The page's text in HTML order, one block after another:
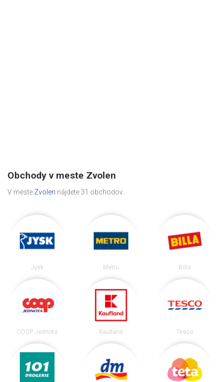
Obchody v meste Zvolen
V meste Zvolen nájdete 31 obchodov.
Jysk Metro Billa
COOP Jednota Kaufland Tesco